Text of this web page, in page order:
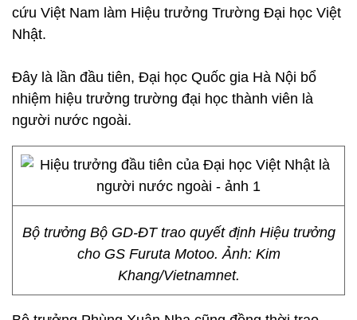
cứu Việt Nam làm Hiệu trưởng Trường Đại học Việt
Nhật.
Đây là lần đầu tiên, Đại học Quốc gia Hà Nội bổ
nhiệm ​hiệu trưởng trường đại học thành viên là
người nước ngoài.
Bộ trưởng Bộ GD-ĐT trao quyết định Hiệu trưởng
cho GS Furuta Motoo. Ảnh: Kim
Khang/Vietnamnet.